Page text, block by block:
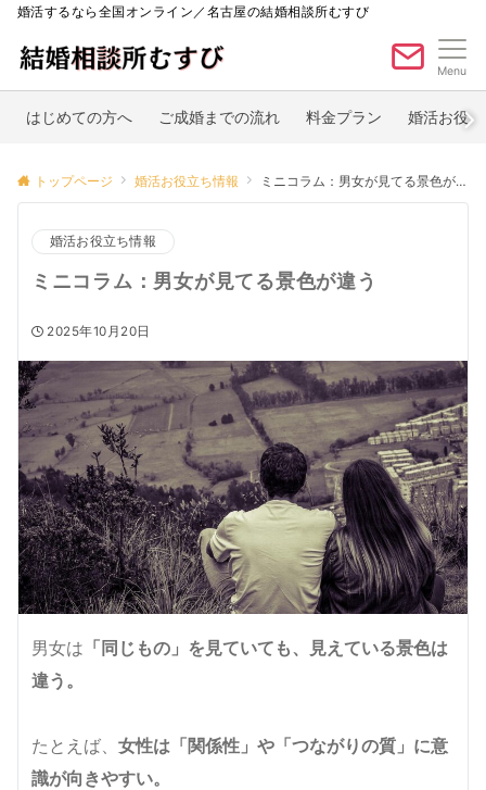
婚活するなら全国オンライン／名古屋の結婚相談所むすび
Menu
はじめての方へ ご成婚までの流れ 料金プラン 婚活お役
トップページ 婚活お役立ち情報 ミニコラム：男女が見てる景色が違う
婚活お役立ち情報
ミニコラム：男女が見てる景色が違う
2025年10月20日
男女は 「同じもの」を見ていても、見えている景色は
違う。
たとえば、 女性は「関係性」や「つながりの質」に意
識が向きやすい。